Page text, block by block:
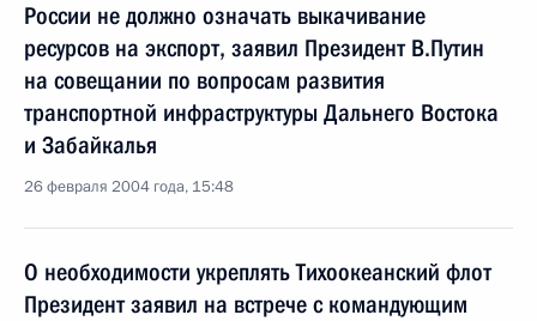
России не должно означать выкачивание
ресурсов на экспорт, заявил Президент В.Путин
на совещании по вопросам развития
транспортной инфраструктуры Дальнего Востока
и Забайкалья
26 февраля 2004 года, 15:48
О необходимости укреплять Тихоокеанский флот
Президент заявил на встрече с командующим